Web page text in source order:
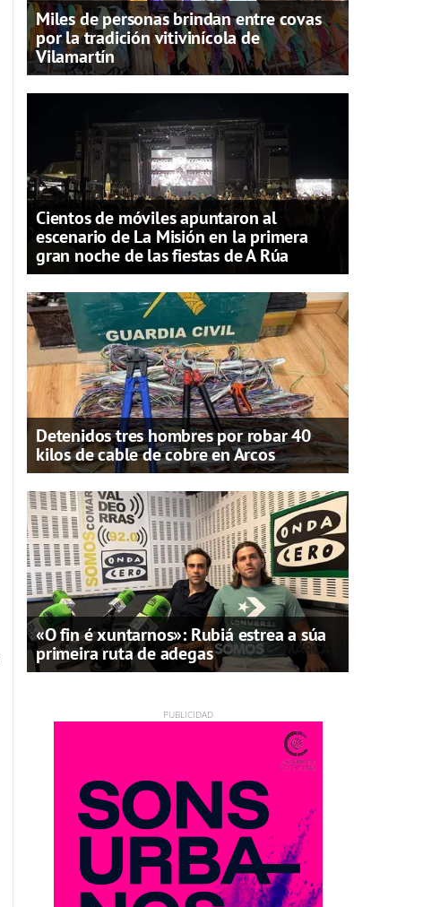
Miles de personas brindan entre covas
por la tradición vitivinícola de
Vilamartín
Cientos de móviles apuntaron al
escenario de La Misión en la primera
gran noche de las fiestas de A Rúa
Detenidos tres hombres por robar 40
kilos de cable de cobre en Arcos
«O fin é xuntarnos»: Rubiá estrea a súa
primeira ruta de adegas